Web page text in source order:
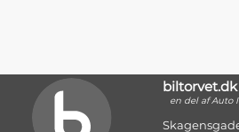
biltorvet.dk
en del af Auto